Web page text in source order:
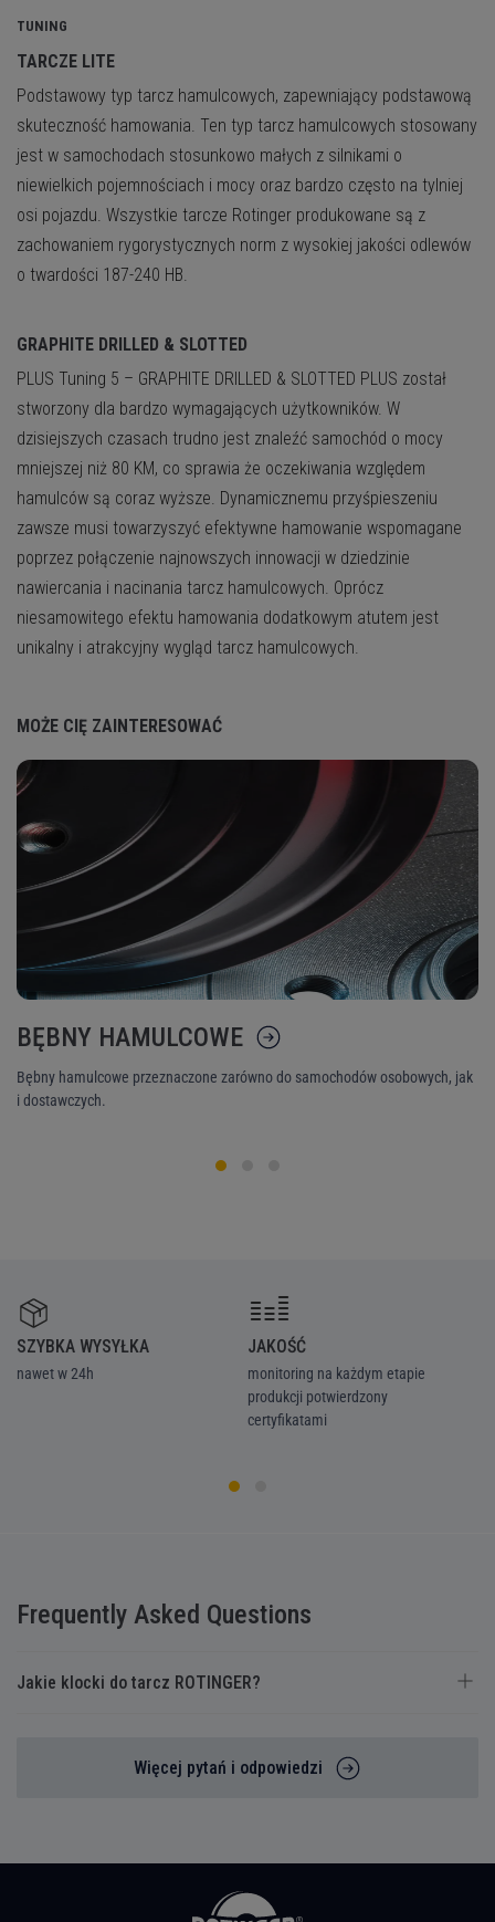
TUNING
TARCZE LITE
Podstawowy typ tarcz hamulcowych, zapewniający podstawową
skuteczność hamowania. Ten typ tarcz hamulcowych stosowany
jest w samochodach stosunkowo małych z silnikami o
niewielkich pojemnościach i mocy oraz bardzo często na tylniej
osi pojazdu. Wszystkie tarcze Rotinger produkowane są z
zachowaniem rygorystycznych norm z wysokiej jakości odlewów
o twardości 187-240 HB.
GRAPHITE DRILLED & SLOTTED
PLUS Tuning 5 – GRAPHITE DRILLED & SLOTTED PLUS został
stworzony dla bardzo wymagających użytkowników. W
dzisiejszych czasach trudno jest znaleźć samochód o mocy
mniejszej niż 80 KM, co sprawia że oczekiwania względem
hamulców są coraz wyższe. Dynamicznemu przyśpieszeniu
zawsze musi towarzyszyć efektywne hamowanie wspomagane
poprzez połączenie najnowszych innowacji w dziedzinie
nawiercania i nacinania tarcz hamulcowych. Oprócz
niesamowitego efektu hamowania dodatkowym atutem jest
unikalny i atrakcyjny wygląd tarcz hamulcowych.
MOŻE CIĘ ZAINTERESOWAĆ
BĘBNY HAMULCOWE
Bębny hamulcowe przeznaczone zarówno do samochodów osobowych, jak
i dostawczych.
SZYBKA WYSYŁKA
nawet w 24h
JAKOŚĆ
monitoring na każdym etapie
produkcji potwierdzony
certyfikatami
Frequently Asked Questions
Jakie klocki do tarcz ROTINGER?
Więcej pytań i odpowiedzi